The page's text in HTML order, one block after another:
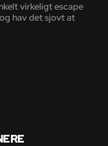
virkeligt escape
hav det sjovt at